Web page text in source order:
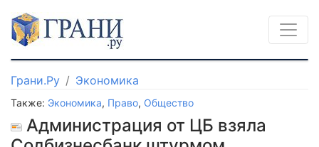
Грани.Ру Экономика
Также: Экономика, Право, Общество
Администрация от ЦБ взяла